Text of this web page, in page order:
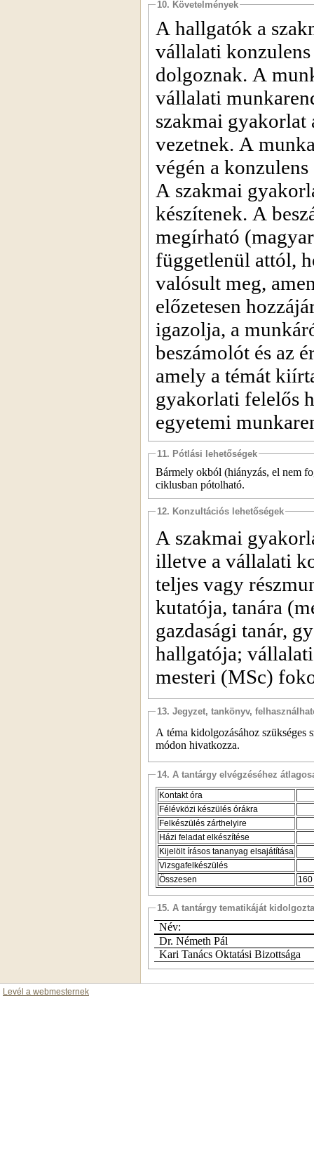
10. Követelmények
A hallgatók a
vállalati
dolgoznak. A
vállalati
szakmai gyakorlat
vezetnek. A
végén a
A szakmai
készítenek. A
megírható
függetlenül attól,
valósult meg,
előzetesen
igazolja, a
beszámolót és az
amely a témát
gyakorlati felelős
egyetemi
11. Pótlási lehetőségek
Bármely okból (hiányzás, el nem
ciklusban pótolható.
12. Konzultációs lehetőségek
A szakmai
illetve a vállalati
teljes vagy
kutatója, tanára
gazdasági tanár,
hallgatója;
mesteri (MSc)
13. Jegyzet, tankönyv,
A téma kidolgozásához szükséges
módon hivatkozza.
14. A tantárgy elvégzéséhez
Kontakt óra
Félévközi készülés órákra
Felkészülés zárthelyire
Házi feladat elkészítése
Kijelölt írásos tananyag elsajátítása
Vizsgafelkészülés
Összesen
160
15. A tantárgy tematikáját kidolgozta
Név:
Dr. Németh Pál
Kari Tanács Oktatási Bizottsága
Levél a webmesternek